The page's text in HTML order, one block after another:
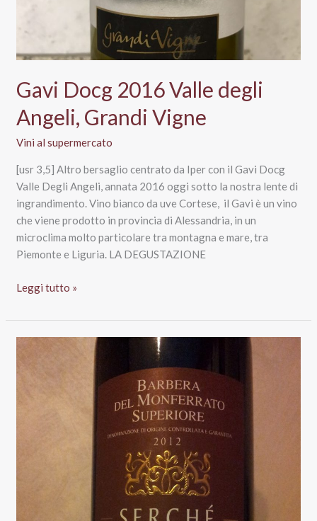
Gavi Docg 2016 Valle degli
Angeli, Grandi Vigne
Vini al supermercato
[usr 3,5] Altro bersaglio centrato da Iper con il Gavi Docg
Valle Degli Angeli, annata 2016 oggi sotto la nostra lente di
ingrandimento. Vino bianco da uve Cortese, il Gavi è un vino
che viene prodotto in provincia di Alessandria, in un
microclima molto particolare tra montagna e mare, tra
Piemonte e Liguria. LA DEGUSTAZIONE
Gavi
2016
Valle
Angeli,
Vigne
Leggi tutto »